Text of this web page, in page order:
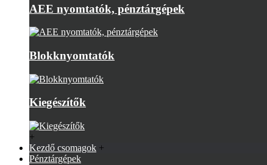
AEE nyomtatók, pénztárgépek
Blokknyomtatók
Kiegészítők
+
Kezdő csomagok +
Pénztárgépek